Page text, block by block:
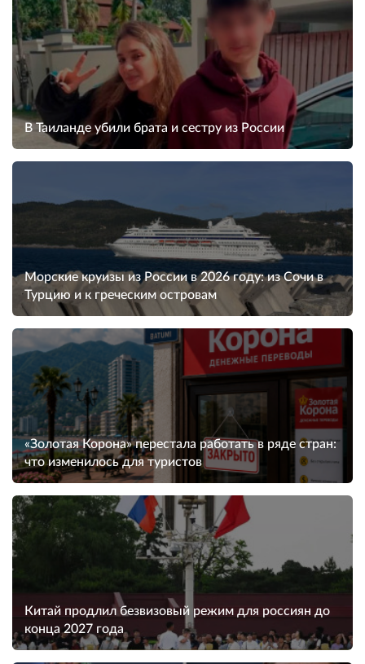
В Таиланде убили брата и сестру из России
Морские круизы из России в 2026 году: из Сочи в
Турцию и к греческим островам
«Золотая Корона» перестала работать в ряде стран:
что изменилось для туристов
Китай продлил безвизовый режим для россиян до
конца 2027 года